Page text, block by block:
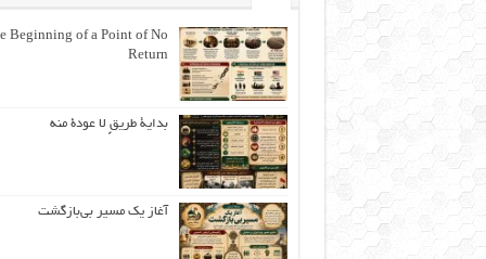
Beginning of a Point of No
Return
بداية طريقٍ لا عودة منه
آغاز یک مسیر بی‌بازگشت